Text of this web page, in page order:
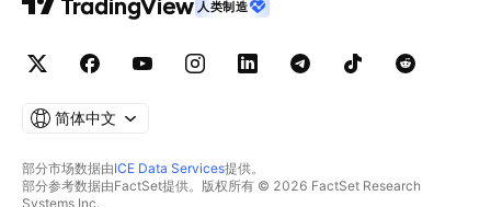
人类制造
简体中文
部分市场数据由ICE Data Services提供。
部分参考数据由FactSet提供。版权所有 © 2026 FactSet Research
Systems Inc.